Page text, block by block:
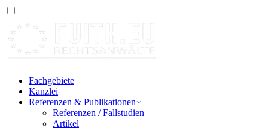
Fachgebiete
Kanzlei
Referenzen & Publikationen
Referenzen / Fallstudien
Artikel